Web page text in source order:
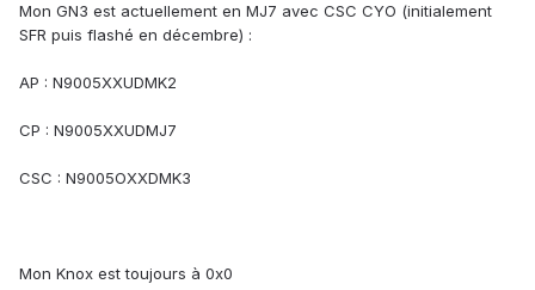
Mon GN3 est actuellement en MJ7 avec CSC CYO (initialement
SFR puis flashé en décembre) :
AP : N9005XXUDMK2
CP : N9005XXUDMJ7
CSC : N9005OXXDMK3
Mon Knox est toujours à 0x0